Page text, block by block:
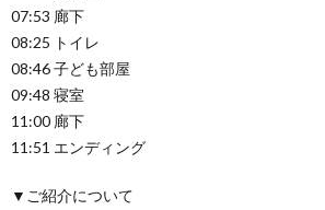
07:53 廊下
08:25 トイレ
08:46 子ども部屋
09:48 寝室
11:00 廊下
11:51 エンディング
▼ご紹介について